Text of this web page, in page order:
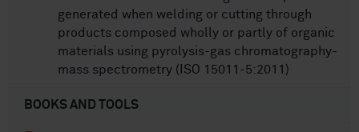
generated when welding or cutting through
products composed wholly or partly of organic
materials using pyrolysis-gas chromatography-
mass spectrometry (ISO 15011-5:2011)
BOOKS AND TOOLS